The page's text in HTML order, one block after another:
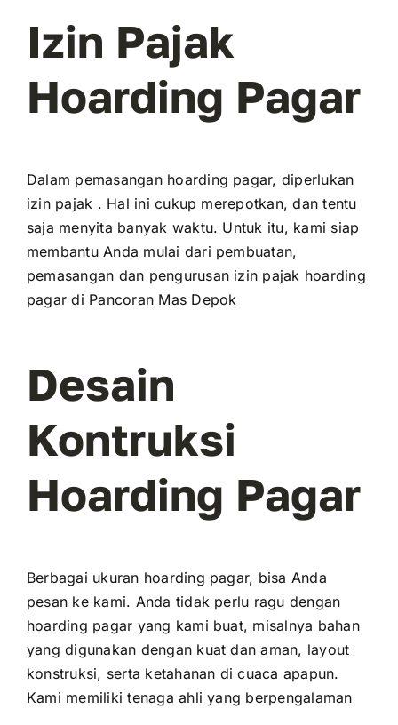
Izin Pajak
Hoarding Pagar
Dalam pemasangan hoarding pagar, diperlukan
izin pajak . Hal ini cukup merepotkan, dan tentu
saja menyita banyak waktu. Untuk itu, kami siap
membantu Anda mulai dari pembuatan,
pemasangan dan pengurusan izin pajak hoarding
pagar di Pancoran Mas Depok
Desain
Kontruksi
Hoarding Pagar
Berbagai ukuran hoarding pagar, bisa Anda
pesan ke kami. Anda tidak perlu ragu dengan
hoarding pagar yang kami buat, misalnya bahan
yang digunakan dengan kuat dan aman, layout
konstruksi, serta ketahanan di cuaca apapun.
Kami memiliki tenaga ahli yang berpengalaman